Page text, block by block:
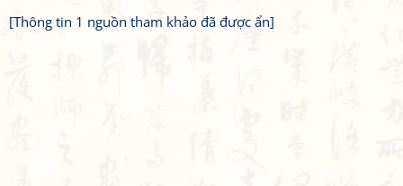
[Thông tin 1 nguồn tham khảo đã được ẩn]